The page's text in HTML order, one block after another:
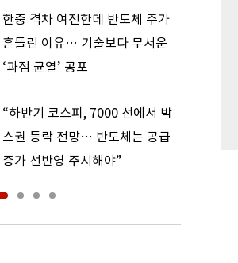
한중 격차 여전한데 반도체 주가
흔들린 이유… 기술보다 무서운
‘과점 균열’ 공포
“하반기 코스피, 7000 선에서 박
스권 등락 전망… 반도체는 공급
증가 선반영 주시해야”